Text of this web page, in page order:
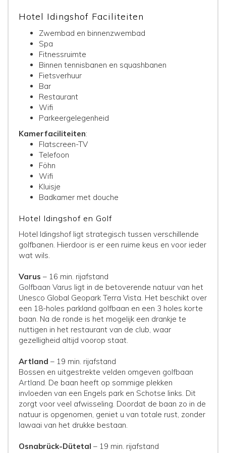
Hotel Idingshof Faciliteiten
Zwembad en binnenzwembad
Spa
Fitnessruimte
Binnen tennisbanen en squashbanen
Fietsverhuur
Bar
Restaurant
Wifi
Parkeergelegenheid
Kamerfaciliteiten:
Flatscreen-TV
Telefoon
Föhn
Wifi
Kluisje
Badkamer met douche
Hotel Idingshof en Golf
Hotel Idingshof ligt strategisch tussen verschillende
golfbanen. Hierdoor is er een ruime keus en voor ieder
wat wils.
Varus – 16 min. rijafstand
Golfbaan Varus ligt in de betoverende natuur van het
Unesco Global Geopark Terra Vista. Het beschikt over
een 18-holes parkland golfbaan en een 3 holes korte
baan. Na de ronde is het mogelijk een drankje te
nuttigen in het restaurant van de club, waar
gezelligheid altijd voorop staat.
Artland – 19 min. rijafstand
Bossen en uitgestrekte velden omgeven golfbaan
Artland . De baan heeft op sommige plekken
invloeden van een Engels park en Schotse links. Dit
zorgt voor veel afwisseling. Doordat de baan zo in de
natuur is opgenomen, geniet u van totale rust, zonder
lawaai van het drukke bestaan.
Osnabrück-Dütetal – 19 min. rijafstand